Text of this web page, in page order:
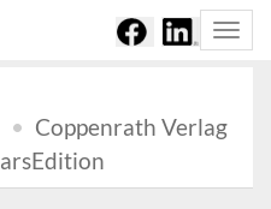
Coppenrath Verlag
arsEdition